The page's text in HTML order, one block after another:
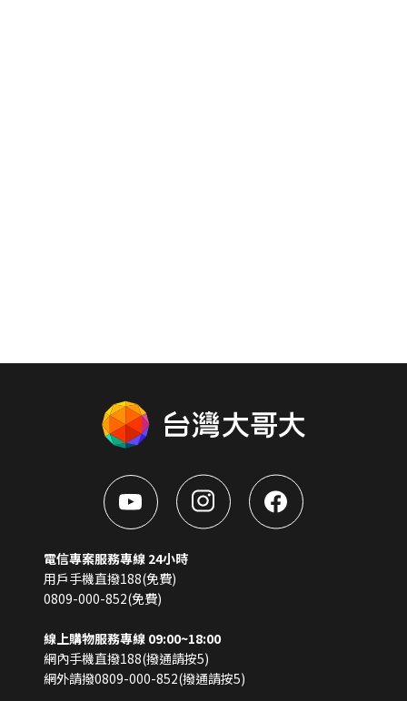
電信專案服務專線 24小時
用戶手機直撥188(免費)
0809-000-852(免費)
線上購物服務專線 09:00~18:00
網內手機直撥188(撥通請按5)
網外請撥0809-000-852(撥通請按5)